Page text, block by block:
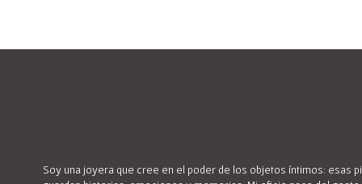
Soy una joyera que cree en el poder de los objetos íntimos: esas